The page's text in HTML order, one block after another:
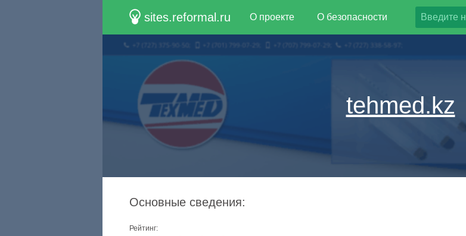
sites.reformal.ru О проекте О безопасности
tehmed.kz
Основные сведения:
Рейтинг: